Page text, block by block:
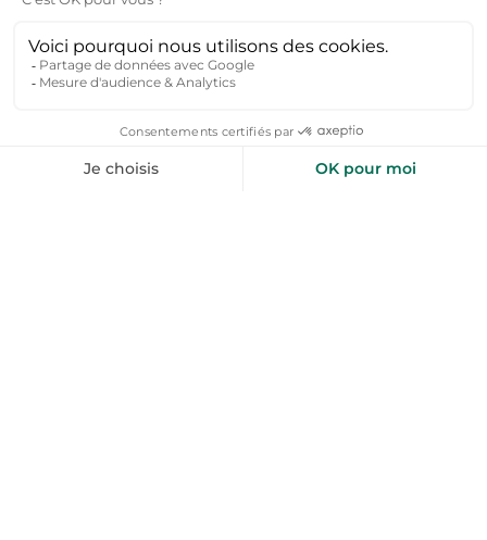
pour les B&B en Maine-et-Loire ?
Principalement autour d’Angers, Saumur, Doué-
la-Fontaine, Fontevraud et dans les vignobles.
Pourquoi choisir une chambre d’hôtes en
Maine-et-Loire ?